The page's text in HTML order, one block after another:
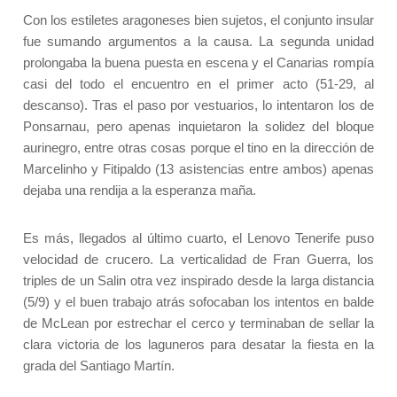
Con los estiletes aragoneses bien sujetos, el conjunto insular
fue sumando argumentos a la causa. La segunda unidad
prolongaba la buena puesta en escena y el Canarias rompía
casi del todo el encuentro en el primer acto (51-29, al
descanso). Tras el paso por vestuarios, lo intentaron los de
Ponsarnau, pero apenas inquietaron la solidez del bloque
aurinegro, entre otras cosas porque el tino en la dirección de
Marcelinho y Fitipaldo (13 asistencias entre ambos) apenas
dejaba una rendija a la esperanza maña.
Es más, llegados al último cuarto, el Lenovo Tenerife puso
velocidad de crucero. La verticalidad de Fran Guerra, los
triples de un Salin otra vez inspirado desde la larga distancia
(5/9) y el buen trabajo atrás sofocaban los intentos en balde
de McLean por estrechar el cerco y terminaban de sellar la
clara victoria de los laguneros para desatar la fiesta en la
grada del Santiago Martín.